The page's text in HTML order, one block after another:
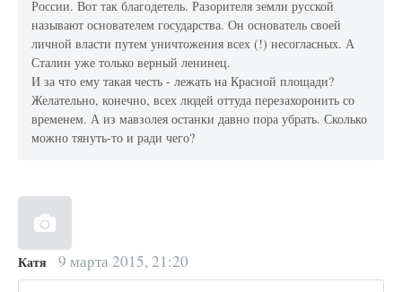
России. Вот так благодетель. Разорителя земли русской
называют основателем государства. Он основатель своей
личной власти путем уничтожения всех (!) несогласных. А
Сталин уже только верный ленинец.
И за что ему такая честь - лежать на Красной площади?
Желательно, конечно, всех людей оттуда перезахоронить со
временем. А из мавзолея останки давно пора убрать. Сколько
можно тянуть-то и ради чего?
Катя 9 марта 2015, 21:20